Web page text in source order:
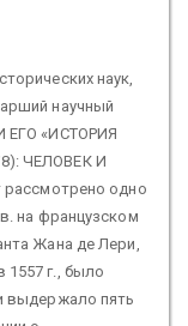
наук,
научный
ЕГО «ИСТОРИЯ
ЧЕЛОВЕК И
рассмотрено одно
на французском
Жана де Лери,
г., было
выдержало пять